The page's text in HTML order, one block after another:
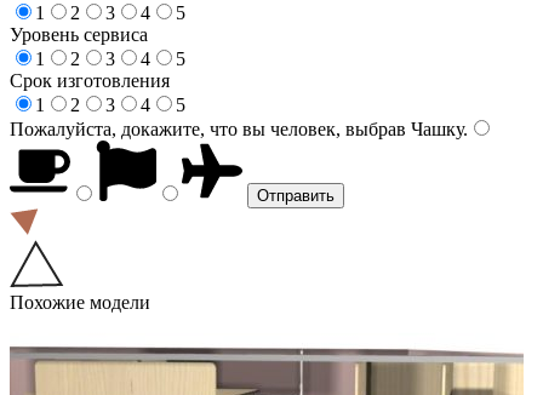
1
2 3 4
5
Уровень сервиса
1
2 3 4
5
Срок изготовления
1
2 3 4
5
Пожалуйста, докажите, что вы человек, выбрав Чашку.
Похожие модели